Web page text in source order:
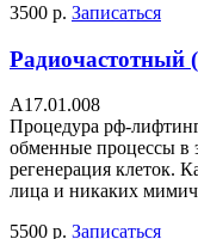
3500 р. Записаться
Радиочастотный
A17.01.008
Процедура рф-
обменные процессы в
регенерация клеток.
лица и никаких
5500 р. Записаться